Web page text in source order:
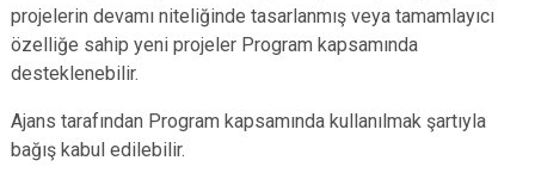
projelerin devamı niteliğinde tasarlanmış veya tamamlayıcı
özelliğe sahip yeni projeler Program kapsamında
desteklenebilir.
Ajans tarafından Program kapsamında kullanılmak şartıyla
bağış kabul edilebilir.